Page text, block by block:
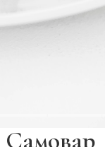
Самовар